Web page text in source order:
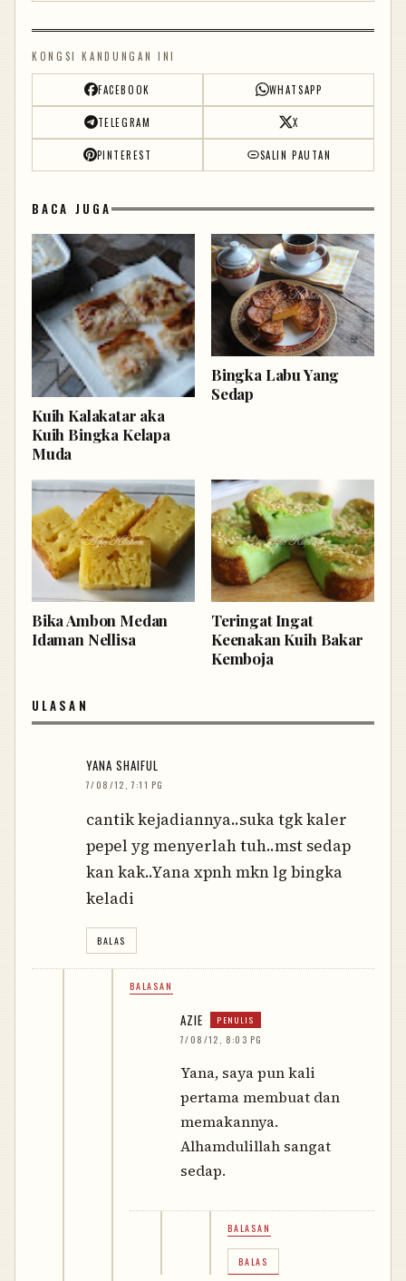
KONGSI KANDUNGAN INI
FACEBOOK WHATSAPP
TELEGRAM X
PINTEREST SALIN PAUTAN
BACA JUGA
Kuih Kalakatar aka
Kuih Bingka Kelapa
Muda
Bingka Labu Yang
Sedap
Bika Ambon Medan
Idaman Nellisa
Teringat Ingat
Keenakan Kuih Bakar
Kemboja
ULASAN
YANA SHAIFUL
7/08/12, 7:11 PG
cantik kejadiannya..suka tgk kaler
pepel yg menyerlah tuh..mst sedap
kan kak..Yana xpnh mkn lg bingka
keladi
BALAS
BALASAN
AZIE
7/08/12, 8:03 PG
Yana, saya pun kali
pertama membuat dan
memakannya.
Alhamdulillah sangat
sedap.
BALASAN
BALAS